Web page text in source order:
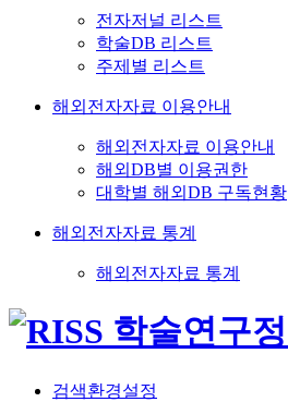
전자저널 리스트
학술DB 리스트
주제별 리스트
해외전자자료 이용안내
해외전자자료 이용안내
해외DB별 이용권한
대학별 해외DB 구독현황
해외전자자료 통계
해외전자자료 통계
검색환경설정